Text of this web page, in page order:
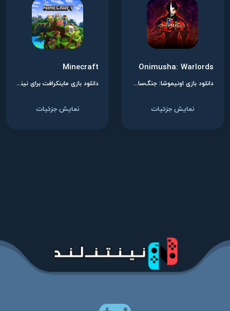
Onimusha: Warlords
دانلود بازی اونیموشا: جنگ‌سالاران برای نینتندو سوییچ
نمایش جزئیات
Minecraft
دانلود بازی ماینکرافت برای نینتندو سوییچ
نمایش جزئیات